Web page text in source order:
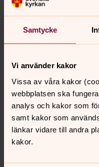
Samtycke
Vi använder kakor
Vissa av våra kakor
webbplatsen ska
analys och kakor som
samt kakor som
länkar vidare till andra
kakor.
Vill ni veta mer?
om vigsel på Svenska
Mer inför ert
Läs mer om
Läs mer om vigsel på
Boka vigsel